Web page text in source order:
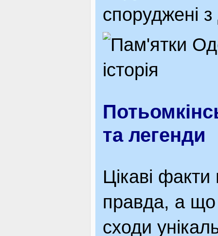
споруджені
та легенди
Цікаві
правда, а що
сходи